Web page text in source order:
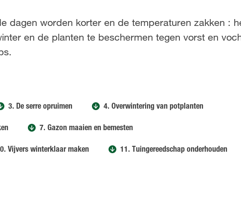
dagen worden korter en de temperaturen zakken :
en de planten te beschermen tegen vorst en
3. De serre opruimen 4. Overwintering van potplanten
7. Gazon maaien en bemesten
Vijvers winterklaar maken 11. Tuingereedschap onderhouden